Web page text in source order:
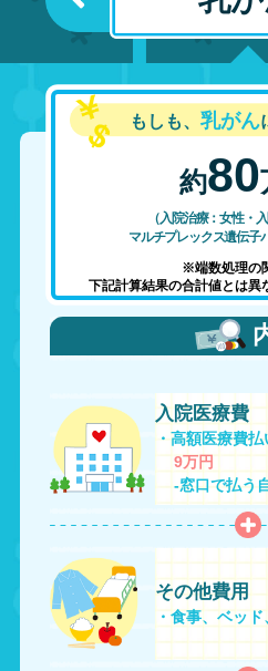
乳がん にな
約80万円
（入院治療：女性・入院日数11
マルチプレックス遺伝子パネル検
下記計算結果の合計値とは異なる場合
※各算
入院医療費
・高額医療費払い戻し
-窓口で払う自己負
その他費用
・食事、ベッド、雑費
先進医療
・マルチプレックス遺
約53万円